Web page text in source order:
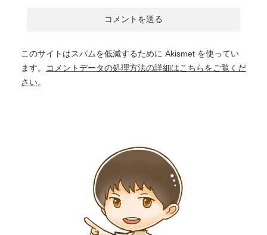
このサイトはスパムを低減するために Akismet を使ってい
ます。
コメントデータの処理方法の詳細はこちらをご覧くだ
さい。